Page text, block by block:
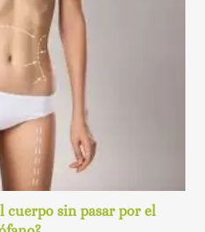
cuerpo sin pasar por el